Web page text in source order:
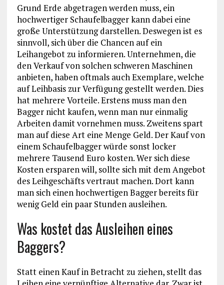
Grund Erde abgetragen werden muss, ein
hochwertiger Schaufelbagger kann dabei eine
große Unterstützung darstellen. Deswegen ist es
sinnvoll, sich über die Chancen auf ein
Leihangebot zu informieren. Unternehmen, die
den Verkauf von solchen schweren Maschinen
anbieten, haben oftmals auch Exemplare, welche
auf Leihbasis zur Verfügung gestellt werden. Dies
hat mehrere Vorteile. Erstens muss man den
Bagger nicht kaufen, wenn man nur einmalig
Arbeiten damit vornehmen muss. Zweitens spart
man auf diese Art eine Menge Geld. Der Kauf von
einem Schaufelbagger würde sonst locker
mehrere Tausend Euro kosten. Wer sich diese
Kosten ersparen will, sollte sich mit dem Angebot
des Leihgeschäfts vertraut machen. Dort kann
man sich einen hochwertigen Bagger bereits für
wenig Geld ein paar Stunden ausleihen.
Was kostet das Ausleihen eines
Baggers?
Statt einen Kauf in Betracht zu ziehen, stellt das